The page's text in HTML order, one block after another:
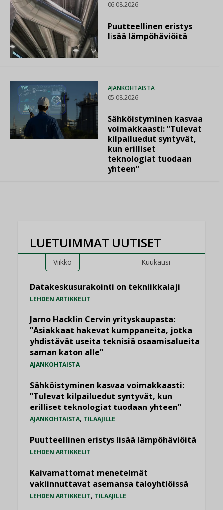
06.08.2026
Puutteellinen eristys
lisää lämpöhäviöitä
AJANKOHTAISTA
05.08.2026
Sähköistyminen kasvaa
voimakkaasti: ”Tulevat
kilpailuedut syntyvät,
kun erilliset
teknologiat tuodaan
yhteen”
LUETUIMMAT UUTISET
Viikko Kuukausi
Datakeskusurakointi on tekniikkalaji
LEHDEN ARTIKKELIT
Jarno Hacklin Cervin yrityskaupasta:
”Asiakkaat hakevat kumppaneita, jotka
yhdistävät useita teknisiä osaamisalueita
saman katon alle”
AJANKOHTAISTA
Sähköistyminen kasvaa voimakkaasti:
”Tulevat kilpailuedut syntyvät, kun
erilliset teknologiat tuodaan yhteen”
AJANKOHTAISTA, TILAAJILLE
Puutteellinen eristys lisää lämpöhäviöitä
LEHDEN ARTIKKELIT
Kaivamattomat menetelmät
vakiinnuttavat asemansa taloyhtiöissä
LEHDEN ARTIKKELIT, TILAAJILLE